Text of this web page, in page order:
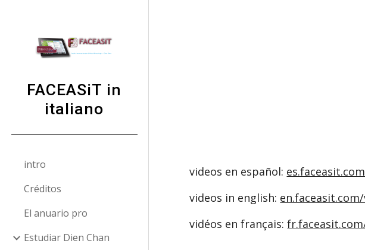
FACEASiT in
italiano
intro
Créditos
El anuario pro
Estudiar Dien Chan
videos en español:
videos in english:
vidéos en français: